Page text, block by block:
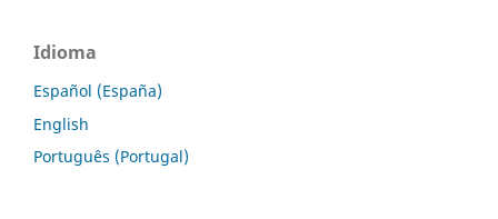
Idioma
Español (España)
English
Português (Portugal)